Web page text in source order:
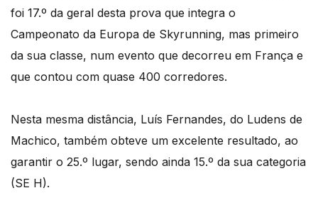
foi 17.º da geral desta prova que integra o
Campeonato da Europa de Skyrunning, mas primeiro
da sua classe, num evento que decorreu em França e
que contou com quase 400 corredores.
Nesta mesma distância, Luís Fernandes, do Ludens de
Machico, também obteve um excelente resultado, ao
garantir o 25.º lugar, sendo ainda 15.º da sua categoria
(SE H).